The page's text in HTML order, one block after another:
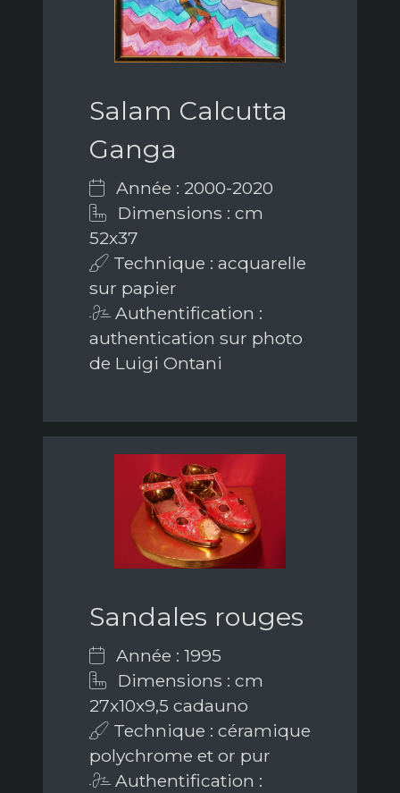
Salam Calcutta
Ganga
Année : 2000-2020
Dimensions : cm
52x37
Technique : acquarelle
sur papier
Authentification :
authentication sur photo
de Luigi Ontani
Sandales rouges
Année : 1995
Dimensions : cm
27x10x9,5 cadauno
Technique : céramique
polychrome et or pur
Authentification :